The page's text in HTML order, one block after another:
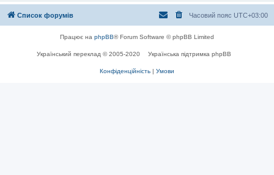
Список форумів Часовий пояс UTC+03:00
Працює на phpBB® Forum Software © phpBB Limited
Український переклад © 2005-2020 Українська підтримка phpBB
Конфіденційність | Умови